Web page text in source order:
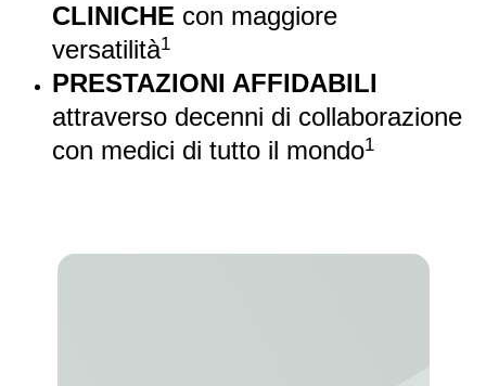
CLINICHE con maggiore
versatilità1
PRESTAZIONI AFFIDABILI
attraverso decenni di collaborazione
con medici di tutto il mondo1